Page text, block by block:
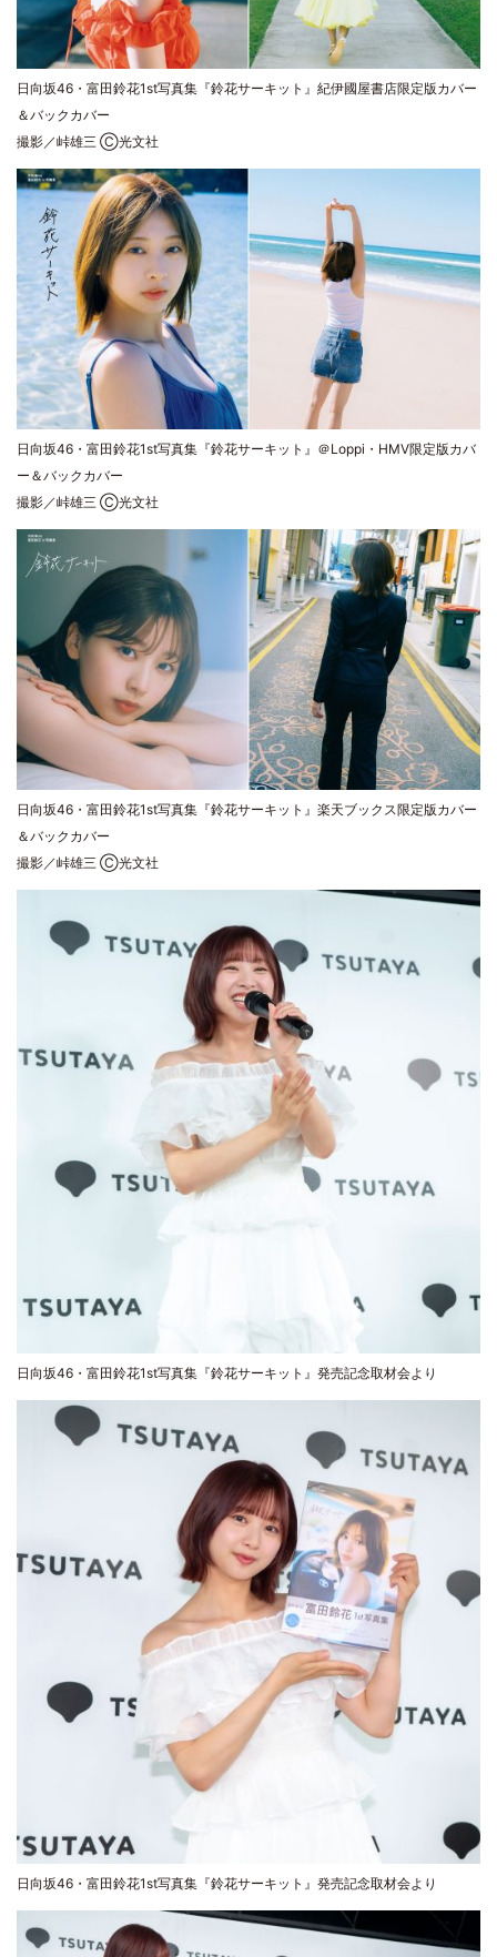
日向坂46・富田鈴花1st写真集『鈴花サーキット』紀伊國屋書店限定版カバー
＆バックカバー
撮影／峠雄三 Ⓒ光文社
日向坂46・富田鈴花1st写真集『鈴花サーキット』＠Loppi・HMV限定版カバ
ー＆バックカバー
撮影／峠雄三 Ⓒ光文社
日向坂46・富田鈴花1st写真集『鈴花サーキット』楽天ブックス限定版カバー
＆バックカバー
撮影／峠雄三 Ⓒ光文社
日向坂46・富田鈴花1st写真集『鈴花サーキット』発売記念取材会より
日向坂46・富田鈴花1st写真集『鈴花サーキット』発売記念取材会より